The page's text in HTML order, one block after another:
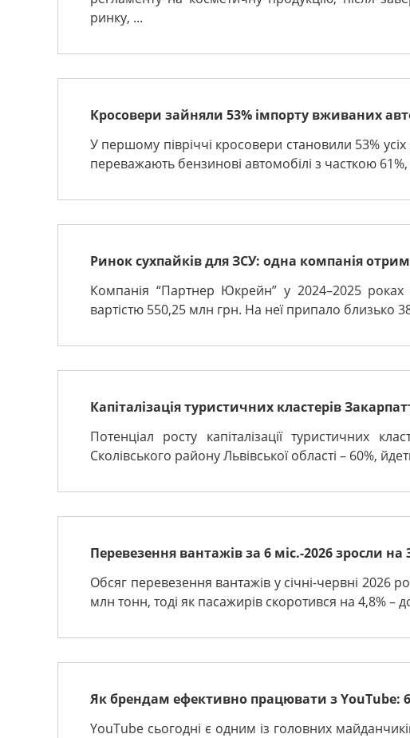
ринку, ...
Кросовери зайняли 53% імпорту вживаних
У першому півріччі кросовери становили 53%
переважають бензинові автомобілі з часткою
Ринок сухпайків для ЗСУ: одна компанія
Компанія “Партнер Юкрейн” у 2024–2025
вартістю 550,25 млн грн. На неї припало близько
Капіталізація туристичних кластерів
Потенціал росту капіталізації туристичних
Сколівського району Львівської області – 60%,
Перевезення вантажів за 6 міс.-2026 зросли
Обсяг перевезення вантажів у січні-червні 2026
млн тонн, тоді як пасажирів скоротився на 4,8% –
Як брендам ефективно працювати з YouTube:
YouTube сьогодні є одним із головних